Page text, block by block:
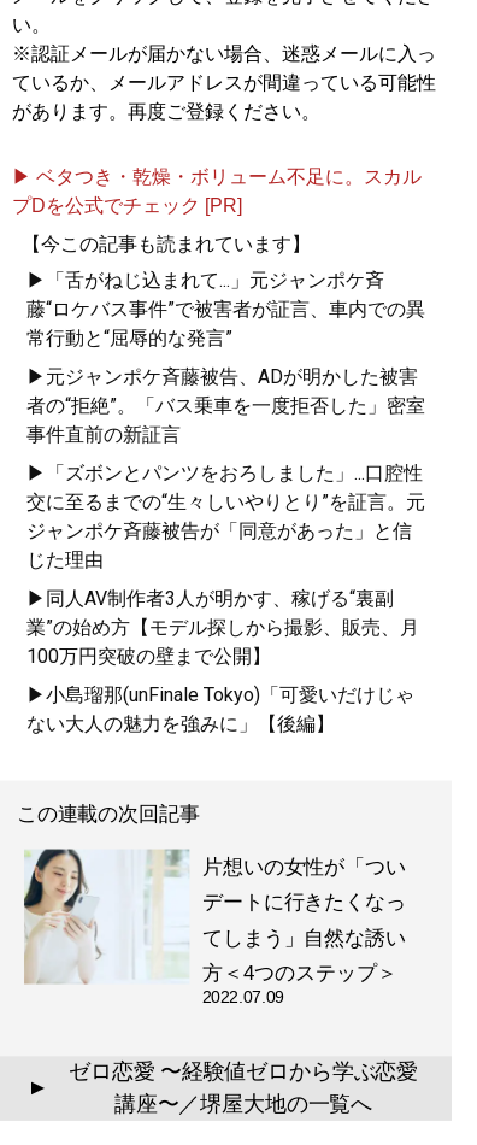
い。
※認証メールが届かない場合、迷惑メールに入っ
ているか、メールアドレスが間違っている可能性
があります。再度ご登録ください。
▶ ベタつき・乾燥・ボリューム不足に。スカル
プDを公式でチェック [PR]
【今この記事も読まれています】
▶「舌がねじ込まれて...」元ジャンポケ斉
藤“ロケバス事件”で被害者が証言、車内での異
常行動と“屈辱的な発言”
▶元ジャンポケ斉藤被告、ADが明かした被害
者の“拒絶”。「バス乗車を一度拒否した」密室
事件直前の新証言
▶「ズボンとパンツをおろしました」...口腔性
交に至るまでの“生々しいやりとり”を証言。元
ジャンポケ斉藤被告が「同意があった」と信
じた理由
▶同人AV制作者3人が明かす、稼げる“裏副
業”の始め方【モデル探しから撮影、販売、月
100万円突破の壁まで公開】
▶小島瑠那(unFinale Tokyo)「可愛いだけじゃ
ない大人の魅力を強みに」【後編】
この連載の次回記事
片想いの女性が「つい
デートに行きたくなっ
てしまう」自然な誘い
方＜4つのステップ＞
2022.07.09
▲
ゼロ恋愛 〜経験値ゼロから学ぶ恋愛
講座〜／堺屋大地の一覧へ